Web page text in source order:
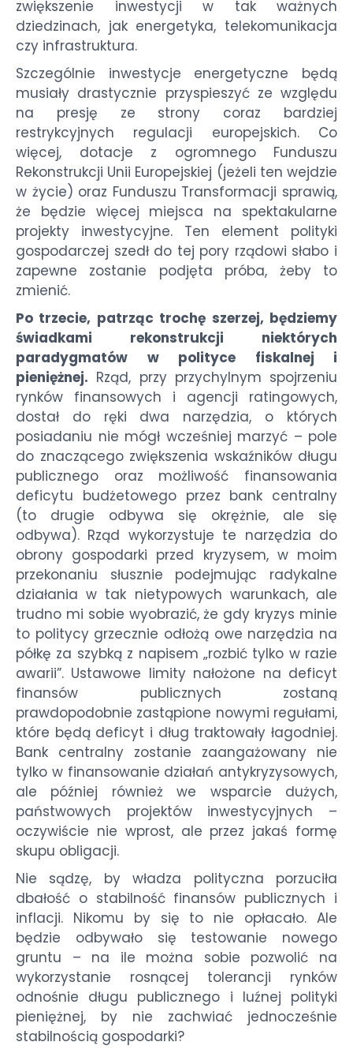
zwiększenie inwestycji w tak ważnych
dziedzinach, jak energetyka, telekomunikacja
czy infrastruktura.
Szczególnie inwestycje energetyczne będą
musiały drastycznie przyspieszyć ze względu
na presję ze strony coraz bardziej
restrykcyjnych regulacji europejskich. Co
więcej, dotacje z ogromnego Funduszu
Rekonstrukcji Unii Europejskiej (jeżeli ten wejdzie
w życie) oraz Funduszu Transformacji sprawią,
że będzie więcej miejsca na spektakularne
projekty inwestycyjne. Ten element polityki
gospodarczej szedł do tej pory rządowi słabo i
zapewne zostanie podjęta próba, żeby to
zmienić.
Po trzecie, patrząc trochę szerzej, będziemy
świadkami rekonstrukcji niektórych
paradygmatów w polityce fiskalnej i
pieniężnej. Rząd, przy przychylnym spojrzeniu
rynków finansowych i agencji ratingowych,
dostał do ręki dwa narzędzia, o których
posiadaniu nie mógł wcześniej marzyć – pole
do znaczącego zwiększenia wskaźników długu
publicznego oraz możliwość finansowania
deficytu budżetowego przez bank centralny
(to drugie odbywa się okrężnie, ale się
odbywa). Rząd wykorzystuje te narzędzia do
obrony gospodarki przed kryzysem, w moim
przekonaniu słusznie podejmując radykalne
działania w tak nietypowych warunkach, ale
trudno mi sobie wyobrazić, że gdy kryzys minie
to politycy grzecznie odłożą owe narzędzia na
półkę za szybką z napisem „rozbić tylko w razie
awarii”. Ustawowe limity nałożone na deficyt
finansów publicznych zostaną
prawdopodobnie zastąpione nowymi regułami,
które będą deficyt i dług traktowały łagodniej.
Bank centralny zostanie zaangażowany nie
tylko w finansowanie działań antykryzysowych,
ale później również we wsparcie dużych,
państwowych projektów inwestycyjnych –
oczywiście nie wprost, ale przez jakaś formę
skupu obligacji.
Nie sądzę, by władza polityczna porzuciła
dbałość o stabilność finansów publicznych i
inflacji. Nikomu by się to nie opłacało. Ale
będzie odbywało się testowanie nowego
gruntu – na ile można sobie pozwolić na
wykorzystanie rosnącej tolerancji rynków
odnośnie długu publicznego i luźnej polityki
pieniężnej, by nie zachwiać jednocześnie
stabilnością gospodarki?